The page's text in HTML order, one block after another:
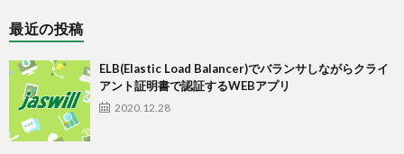
最近の投稿
ELB(Elastic Load Balancer)でバランサしながらクライ
アント証明書で認証するWEBアプリ
2020.12.28